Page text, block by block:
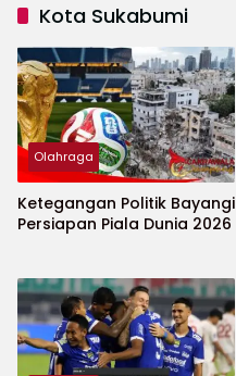
Kota Sukabumi
Olahraga
Ketegangan Politik Bayangi
Persiapan Piala Dunia 2026